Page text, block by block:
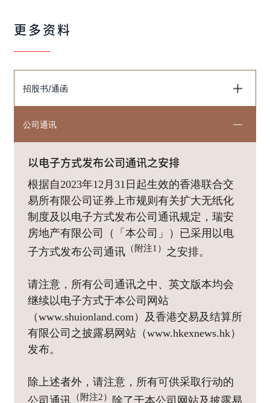
更多资料
招股书/通函
公司通讯
以电子方式发布公司通讯之安排
根据自2023年12月31日起生效的香港联合交
易所有限公司证券上市规则有关扩大无纸化
制度及以电子方式发布公司通讯规定，瑞安
房地产有限公司（「本公司」）已采用以电
子方式发布公司通讯 （附注1） 之安排。
请注意，所有公司通讯之中、英文版本均会
继续以电子方式于本公司网站
（www.shuionland.com）及香港交易及结算所
有限公司之披露易网站（www.hkexnews.hk）
发布。
除上述者外，请注意，所有可供采取行动的
（附注2）